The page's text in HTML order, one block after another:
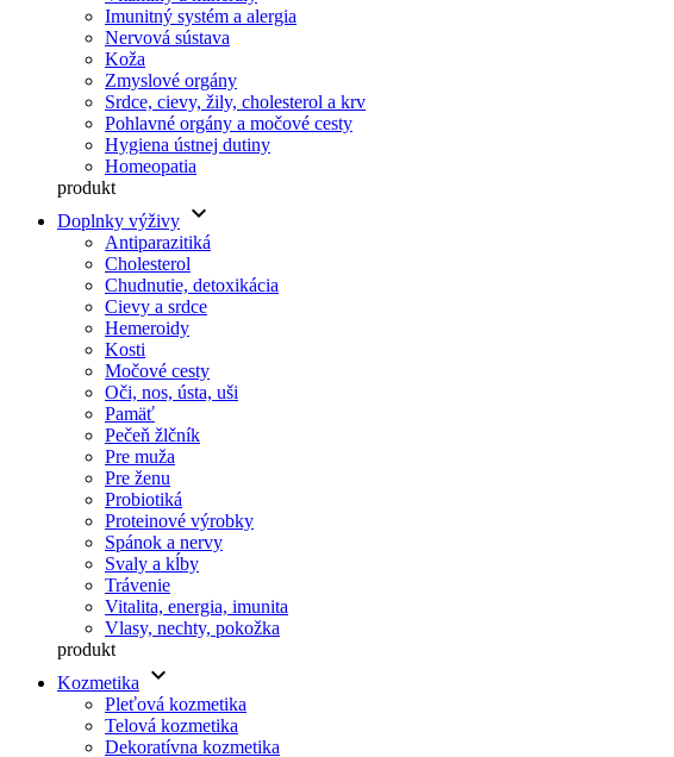
Imunitný systém a alergia
Nervová sústava
Koža
Zmyslové orgány
Srdce, cievy, žily, cholesterol a krv
Pohlavné orgány a močové cesty
Hygiena ústnej dutiny
Homeopatia
produkt
Doplnky výživy keyboard_arrow_down
Antiparazitiká
Cholesterol
Chudnutie, detoxikácia
Cievy a srdce
Hemeroidy
Kosti
Močové cesty
Oči, nos, ústa, uši
Pamäť
Pečeň žlčník
Pre muža
Pre ženu
Probiotiká
Proteinové výrobky
Spánok a nervy
Svaly a kĺby
Trávenie
Vitalita, energia, imunita
Vlasy, nechty, pokožka
produkt
Kozmetika
keyboard_arrow_down
Pleťová kozmetika
Telová kozmetika
Dekoratívna kozmetika